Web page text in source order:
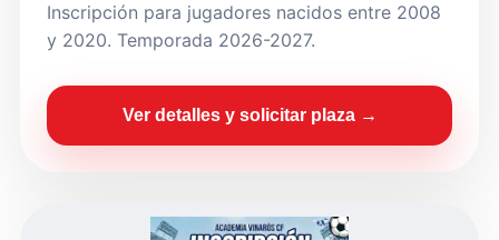
Inscripción para jugadores nacidos entre 2008
y 2020. Temporada 2026-2027.
Ver detalles y solicitar plaza →